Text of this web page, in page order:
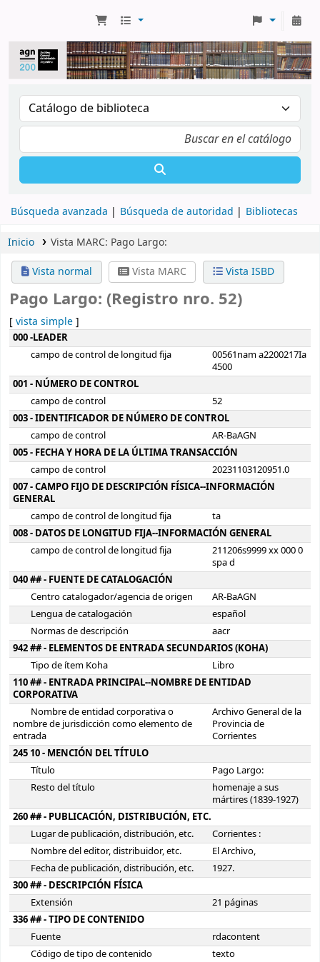
Búsqueda avanzada Búsqueda de autoridad Bibliotecas
Inicio
Vista MARC: Pago Largo:
Vista normal
Vista MARC Vista ISBD
Pago Largo: (Registro nro. 52)
[vista simple]
Detalles MARC
000 -LEADER
campo de control de longitud fija
00561nam a2200217Ia
4500
001 - NÚMERO DE CONTROL
campo de control
52
003 - IDENTIFICADOR DE NÚMERO DE CONTROL
campo de control
AR-BaAGN
005 - FECHA Y HORA DE LA ÚLTIMA TRANSACCIÓN
campo de control
20231103120951.0
007 - CAMPO FIJO DE DESCRIPCIÓN FÍSICA--INFORMACIÓN
GENERAL
campo de control de longitud fija
ta
008 - DATOS DE LONGITUD FIJA--INFORMACIÓN GENERAL
campo de control de longitud fija
211206s9999 xx 000 0
spa d
040 ## - FUENTE DE CATALOGACIÓN
Centro catalogador/agencia de origen
AR-BaAGN
Lengua de catalogación
español
Normas de descripción
aacr
942 ## - ELEMENTOS DE ENTRADA SECUNDARIOS (KOHA)
Tipo de ítem Koha
Libro
110 ## - ENTRADA PRINCIPAL--NOMBRE DE ENTIDAD
CORPORATIVA
Nombre de entidad corporativa o
nombre de jurisdicción como elemento de
entrada
Archivo General de la
Provincia de
Corrientes
245 10 - MENCIÓN DEL TÍTULO
Título
Pago Largo:
Resto del título
homenaje a sus
mártires (1839-1927)
260 ## - PUBLICACIÓN, DISTRIBUCIÓN, ETC.
Lugar de publicación, distribución, etc.
Corrientes :
Nombre del editor, distribuidor, etc.
El Archivo,
Fecha de publicación, distribución, etc.
1927.
300 ## - DESCRIPCIÓN FÍSICA
Extensión
21 páginas
336 ## - TIPO DE CONTENIDO
Fuente
rdacontent
Código de tipo de contenido
texto